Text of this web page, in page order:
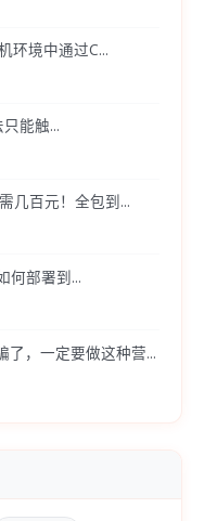
环境中通过C...
能触...
几百元！全包到...
何部署到...
了，一定要做这种营...